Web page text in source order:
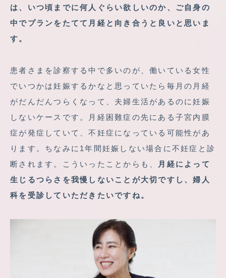
は、いつ頃までに何人ぐらい欲しいのか、ご自身の
中でプランをたてて月経と向き合うと良いと思いま
す。
患者さまを診察する中で多いのが、働いている女性
でいつかは妊娠するかなと思っていたら毎月の月経
がだんだんつらくなって、夫婦生活があるのに妊娠
しないケースです。月経困難症の先にある子宮内膜
症が発症していて、不妊症になっている可能性があ
ります。ちなみに1年間妊娠しない場合に不妊症と診
断されます。こういったことからも、
月経によって
生じるつらさを我慢しないことが大切ですし、婦人
科を受診していただきたいですね。